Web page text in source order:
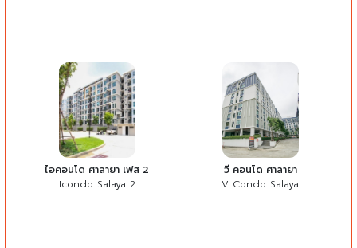
ไอคอนโด ศาลายา เฟส 2
Icondo Salaya 2
วี คอนโด ศาลายา
V Condo Salaya